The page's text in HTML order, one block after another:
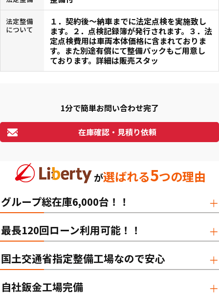
法定整備
について
１．契約後〜納車までに法定点検を実施致し
ます。２．点検記録簿が発行されます。３．法
定点検費用は車両本体価格に含まれておりま
す。また別途有償にて整備パックもご用意し
ております。詳細は販売スタッ
1分で簡単お問い合わせ完了
在庫確認・見積り依頼
が選ばれる5つの理由
グループ総在庫6,000台！！
最長120回ローン利用可能！！
国土交通省指定整備工場なので安心
自社鈑金工場完備